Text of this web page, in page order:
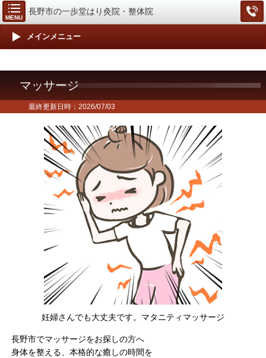
MENU
長野市の一歩堂はり灸院・整体院
メインメニュー
マッサージ
最終更新日時：2026/07/03
妊婦さんでも大丈夫です。マタニティマッサージ
長野市でマッサージをお探しの方へ
身体を整える、本格的な癒しの時間を